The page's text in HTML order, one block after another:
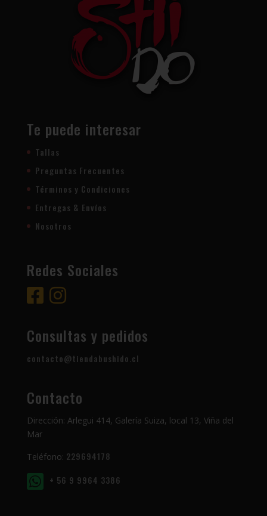
Te puede interesar
Tallas
Preguntas Frecuentes
Términos y Condiciones
Entregas & Envíos
Nosotros
Redes Sociales
Consultas y pedidos
contacto@tiendabushido.cl
Contacto
Dirección: Arlegui 414, Galería Suiza, local 13, Viña del
Mar
Teléfono: 229694178
+ 56 9 9964 3386